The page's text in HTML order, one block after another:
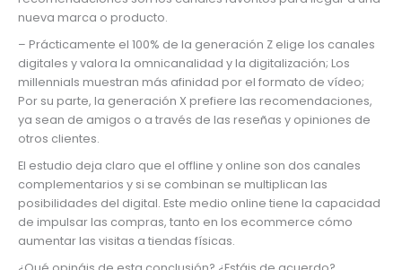
nueva marca o producto.
– Prácticamente el 100% de la generación Z elige los canales
digitales y valora la omnicanalidad y la digitalización; Los
millennials muestran más afinidad por el formato de vídeo;
Por su parte, la generación X prefiere las recomendaciones,
ya sean de amigos o a través de las reseñas y opiniones de
otros clientes.
El estudio deja claro que el offline y online son dos canales
complementarios y si se combinan se multiplican las
posibilidades del digital. Este medio online tiene la capacidad
de impulsar las compras, tanto en los ecommerce cómo
aumentar las visitas a tiendas físicas.